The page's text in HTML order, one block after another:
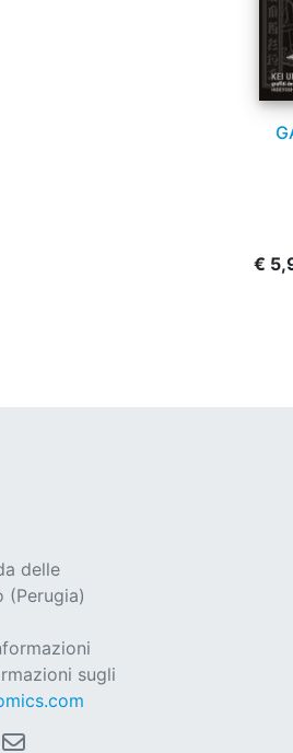
€
delle
(Perugia)
sugli